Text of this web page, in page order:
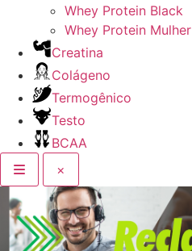
Whey Protein Black
Whey Protein Mulher
Creatina
Colágeno
Termogênico
Testo
BCAA
×